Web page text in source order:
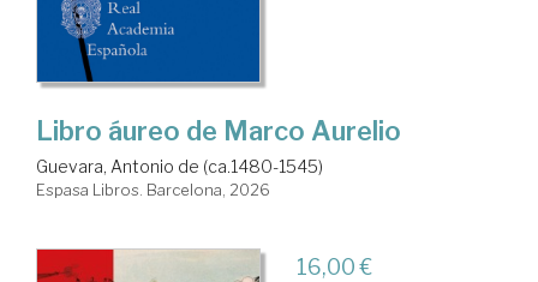
Libro áureo de Marco Aurelio
Guevara, Antonio de (ca.1480-1545)
Espasa Libros. Barcelona, 2026
16,00 €